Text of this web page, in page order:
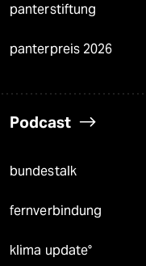
panterstiftung
panterpreis 2026
Podcast
bundestalk
fernverbindung
klima update°